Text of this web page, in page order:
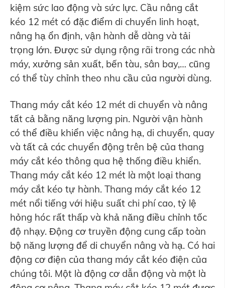
kiệm sức lao động và sức lực. Cầu nâng cắt
kéo 12 mét có đặc điểm di chuyển linh hoạt,
nâng hạ ổn định, vận hành dễ dàng và tải
trọng lớn. Được sử dụng rộng rãi trong các nhà
máy, xưởng sản xuất, bến tàu, sân bay,… cũng
có thể tùy chỉnh theo nhu cầu của người dùng.
Thang máy cắt kéo 12 mét di chuyển và nâng
tất cả bằng năng lượng pin. Người vận hành
có thể điều khiển việc nâng hạ, di chuyển, quay
và tất cả các chuyển động trên bệ của thang
máy cắt kéo thông qua hệ thống điều khiển.
Thang máy cắt kéo 12 mét là một loại thang
máy cắt kéo tự hành. Thang máy cắt kéo 12
mét nổi tiếng với hiệu suất chi phí cao, tỷ lệ
hỏng hóc rất thấp và khả năng điều chỉnh tốc
độ nhạy. Động cơ truyền động cung cấp toàn
bộ năng lượng để di chuyển nâng và hạ. Có hai
động cơ điện của thang máy cắt kéo điện của
chúng tôi. Một là động cơ dẫn động và một là